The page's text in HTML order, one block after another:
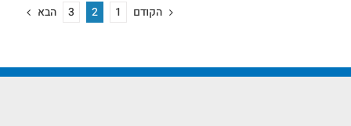
הקודם 1
2
3 הבא